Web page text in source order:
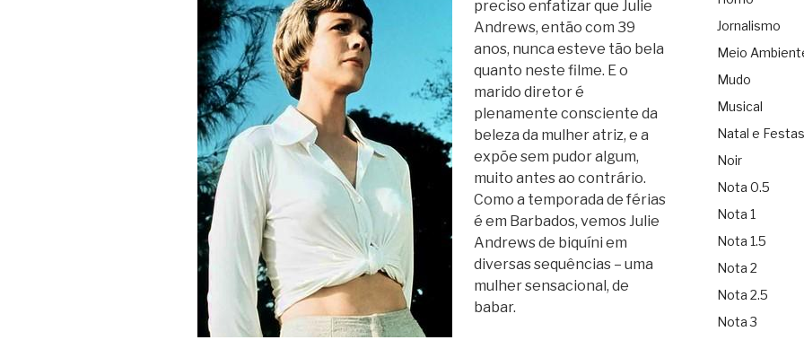
preciso enfatizar que Julie
Andrews, então com 39
anos, nunca esteve tão bela
quanto neste filme. E o
marido diretor é
plenamente consciente da
beleza da mulher atriz, e a
expõe sem pudor algum,
muito antes ao contrário.
Como a temporada de férias
é em Barbados, vemos Julie
Andrews de biquíni em
diversas sequências – uma
mulher sensacional, de
babar.
Jornalismo
Meio
Mudo
Musical
Natal e Festas
Noir
Nota 0.5
Nota 1
Nota 1.5
Nota 2
Nota 2.5
Nota 3